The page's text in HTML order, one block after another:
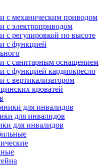
с механическим приводом
с электроприводом
с регулировкой по высоте
с функцией
с санитарным оснащением
с функцией кардиокресло
с вертикализатором
кроватей
для инвалидов
для инвалидов
для инвалидов